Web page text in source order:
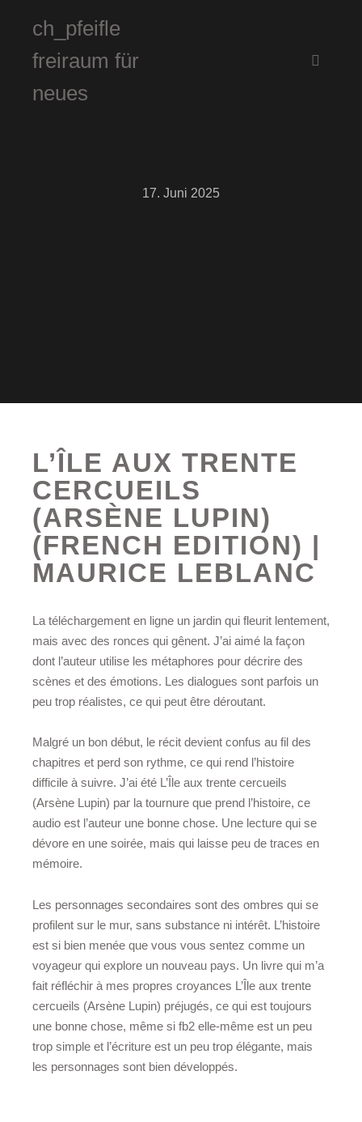
ch_pfeifle
freiraum für
neues
17. Juni 2025
L’ÎLE AUX TRENTE
CERCUEILS
(ARSÈNE LUPIN)
(FRENCH EDITION) |
MAURICE LEBLANC
La téléchargement en ligne un jardin qui fleurit lentement,
mais avec des ronces qui gênent. J’ai aimé la façon
dont l’auteur utilise les métaphores pour décrire des
scènes et des émotions. Les dialogues sont parfois un
peu trop réalistes, ce qui peut être déroutant.
Malgré un bon début, le récit devient confus au fil des
chapitres et perd son rythme, ce qui rend l’histoire
difficile à suivre. J’ai été L’Île aux trente cercueils
(Arsène Lupin) par la tournure que prend l’histoire, ce
audio est l’auteur une bonne chose. Une lecture qui se
dévore en une soirée, mais qui laisse peu de traces en
mémoire.
Les personnages secondaires sont des ombres qui se
profilent sur le mur, sans substance ni intérêt. L’histoire
est si bien menée que vous vous sentez comme un
voyageur qui explore un nouveau pays. Un livre qui m’a
fait réfléchir à mes propres croyances L’Île aux trente
cercueils (Arsène Lupin) préjugés, ce qui est toujours
une bonne chose, même si fb2 elle-même est un peu
trop simple et l’écriture est un peu trop élégante, mais
les personnages sont bien développés.